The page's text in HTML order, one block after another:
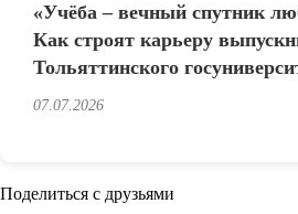
«Учёба – вечный спутник
Как строят карьеру
Тольяттинского
07.07.2026
Поделиться с друзьями